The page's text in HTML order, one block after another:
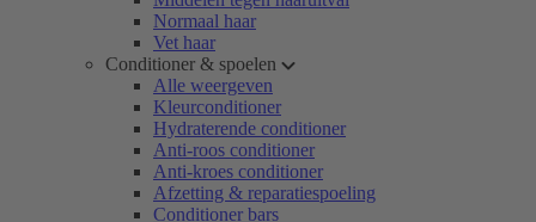
Normaal haar
Vet haar
Conditioner & spoelen
Alle weergeven
Kleurconditioner
Hydraterende conditioner
Anti-roos conditioner
Anti-kroes conditioner
Afzetting & reparatiespoeling
Conditioner bars